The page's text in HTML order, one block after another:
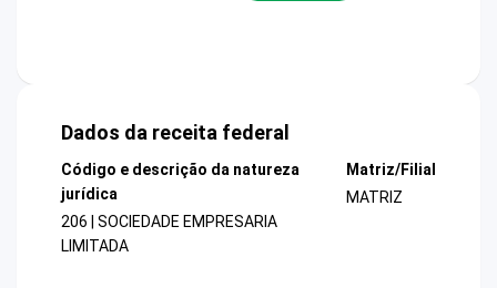
Dados da receita federal
Código e descrição da natureza
jurídica
206 | SOCIEDADE EMPRESARIA
LIMITADA
Matriz/Filial
MATRIZ